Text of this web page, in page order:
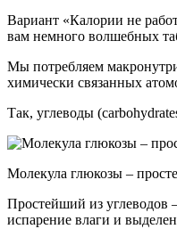
Вариант «Калории не
вам немного волшебных
Мы потребляем
химически связанных
Так, углеводы
Молекула глюкозы –
Простейший из углеводов
испарение влаги и